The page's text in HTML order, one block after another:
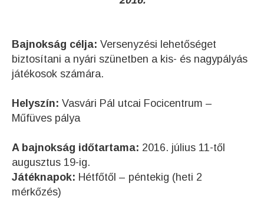
Bajnokság célja: Versenyzési lehetőséget
biztosítani a nyári szünetben a kis- és nagypályás
játékosok számára.
Helyszín: Vasvári Pál utcai Focicentrum –
Műfüves pálya
A bajnokság időtartama: 2016. július 11-től
augusztus 19-ig.
Játéknapok: Hétfőtől – péntekig (heti 2
mérkőzés)